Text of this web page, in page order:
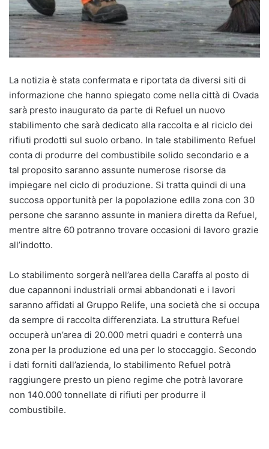
La notizia è stata confermata e riportata da diversi siti di
informazione che hanno spiegato come nella città di Ovada
sarà presto inaugurato da parte di Refuel un nuovo
stabilimento che sarà dedicato alla raccolta e al riciclo dei
rifiuti prodotti sul suolo orbano. In tale stabilimento Refuel
conta di produrre del combustibile solido secondario e a
tal proposito saranno assunte numerose risorse da
impiegare nel ciclo di produzione. Si tratta quindi di una
succosa opportunità per la popolazione edlla zona con 30
persone che saranno assunte in maniera diretta da Refuel,
mentre altre 60 potranno trovare occasioni di lavoro grazie
all’indotto.
Lo stabilimento sorgerà nell’area della Caraffa al posto di
due capannoni industriali ormai abbandonati e i lavori
saranno affidati al Gruppo Relife, una società che si occupa
da sempre di raccolta differenziata. La struttura Refuel
occuperà un’area di 20.000 metri quadri e conterrà una
zona per la produzione ed una per lo stoccaggio. Secondo
i dati forniti dall’azienda, lo stabilimento Refuel potrà
raggiungere presto un pieno regime che potrà lavorare
non 140.000 tonnellate di rifiuti per produrre il
combustibile.